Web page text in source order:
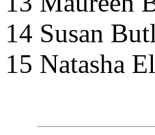
14 Susan
15 Natasha